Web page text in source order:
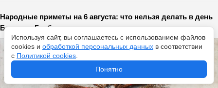
Народные приметы на 6 августа: что нельзя делать в день
Бориса и Глеба
Используя сайт, вы соглашаетесь с использованием файлов
cookies и обработкой персональных данных в соответствии
с Политикой cookies
Понятно